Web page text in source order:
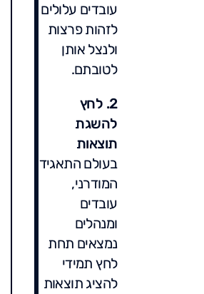
עובדים עלולים
לזהות פרצות
ולנצל אותן
לטובתם.
2. לחץ
להשגת
תוצאות
בעולם התאגידי
המודרני,
עובדים
ומנהלים
נמצאים תחת
לחץ תמידי
להציג תוצאות